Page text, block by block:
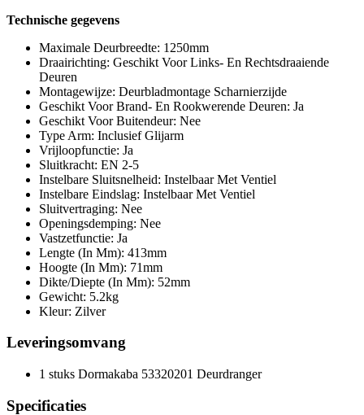
Technische gegevens
Maximale Deurbreedte: 1250mm
Draairichting: Geschikt Voor Links- En Rechtsdraaiende
Deuren
Montagewijze: Deurbladmontage Scharnierzijde
Geschikt Voor Brand- En Rookwerende Deuren: Ja
Geschikt Voor Buitendeur: Nee
Type Arm: Inclusief Glijarm
Vrijloopfunctie: Ja
Sluitkracht: EN 2-5
Instelbare Sluitsnelheid: Instelbaar Met Ventiel
Instelbare Eindslag: Instelbaar Met Ventiel
Sluitvertraging: Nee
Openingsdemping: Nee
Vastzetfunctie: Ja
Lengte (In Mm): 413mm
Hoogte (In Mm): 71mm
Dikte/Diepte (In Mm): 52mm
Gewicht: 5.2kg
Kleur: Zilver
Leveringsomvang
1 stuks Dormakaba 53320201 Deurdranger
Specificaties